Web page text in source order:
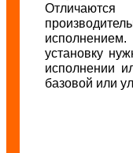
установку
исполнении
базовой или